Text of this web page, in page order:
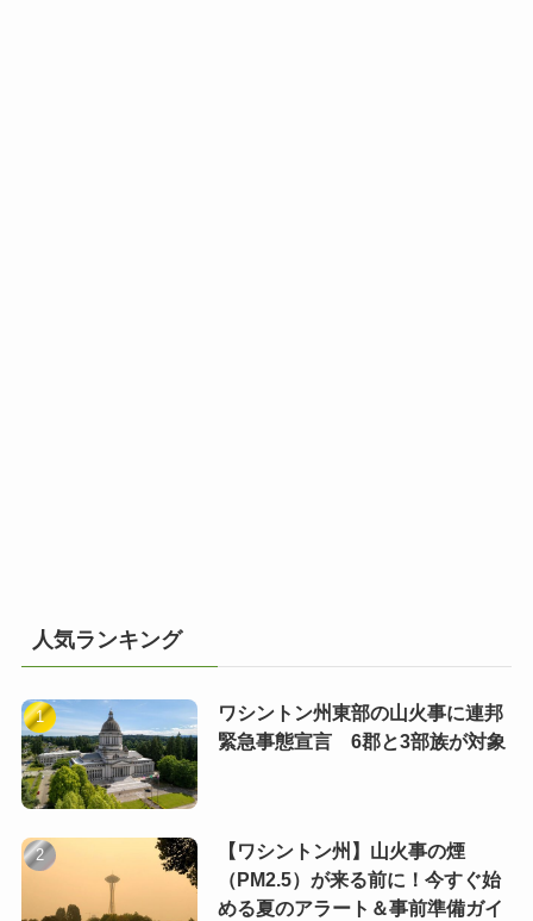
人気ランキング
ワシントン州東部の山火事に連邦
緊急事態宣言 6郡と3部族が対象
【ワシントン州】山火事の煙
（PM2.5）が来る前に！今すぐ始
める夏のアラート＆事前準備ガイ